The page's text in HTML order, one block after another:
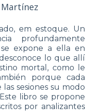
Martínez
em estoque. Un
profundamente
expone a ella en
lo que allí
mortal, como le
porque cada
sesiones su modo
libro se propone
por analizantes